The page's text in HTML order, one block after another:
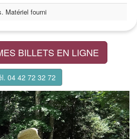
Matériel fourni
BILLETS EN LIGNE
04 42 72 32 72